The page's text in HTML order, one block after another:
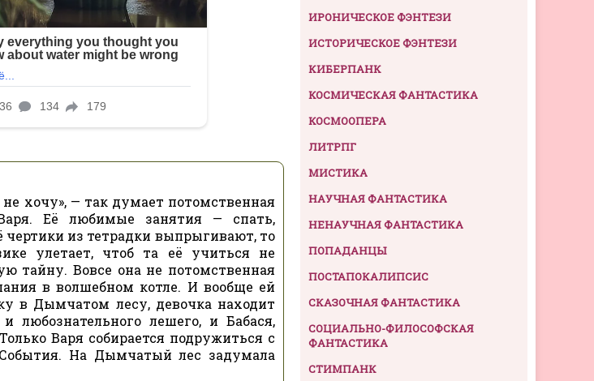
хочу», — так думает потомственная
Её любимые занятия — спать,
чертики из тетрадки выпрыгивают, то
улетает, чтоб та её учиться не
тайну. Вовсе она не потомственная
в волшебном котле. И вообще ей
в Дымчатом лесу, девочка находит
любознательного лешего, и Бабася,
Варя собирается подружиться с
На Дымчатый лес задумала
ИРОНИЧЕСКОЕ ФЭНТЕЗИ
ИСТОРИЧЕСКОЕ ФЭНТЕЗИ
КИБЕРПАНК
КОСМИЧЕСКАЯ ФАНТАСТИКА
КОСМООПЕРА
ЛИТРПГ
МИСТИКА
НАУЧНАЯ ФАНТАСТИКА
НЕНАУЧНАЯ ФАНТАСТИКА
ПОПАДАНЦЫ
ПОСТАПОКАЛИПСИС
СКАЗОЧНАЯ ФАНТАСТИКА
СОЦИАЛЬНО-ФИЛОСОФСКАЯ
ФАНТАСТИКА
СТИМПАНК